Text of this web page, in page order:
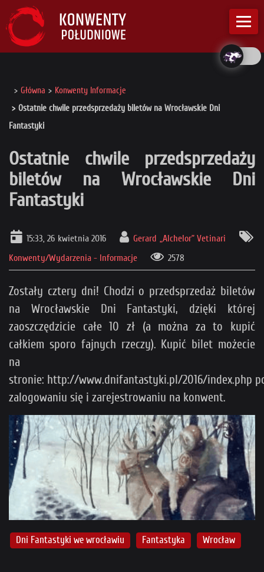
Główna
Konwenty Informacje
Ostatnie chwile przedsprzedaży biletów na Wrocławskie Dni
Fantastyki
Ostatnie chwile przedsprzedaży
biletów na Wrocławskie Dni
Fantastyki
15:33, 26 kwietnia 2016
Gerard „Alchelor” Vetinari
Konwenty/Wydarzenia - Informacje
2578
Zostały cztery dni! Chodzi o przedsprzedaż biletów
na Wrocławskie Dni Fantastyki, dzięki której
zaoszczędzicie całe 10 zł (a można za to kupić
całkiem sporo fajnych rzeczy). Kupić bilet możecie
na
stronie: http://www.dnifantastyki.pl/2016/index.php
zalogowaniu się i zarejestrowaniu na konwent.
Dni Fantastyki we wrocławiu Fantastyka Wrocław